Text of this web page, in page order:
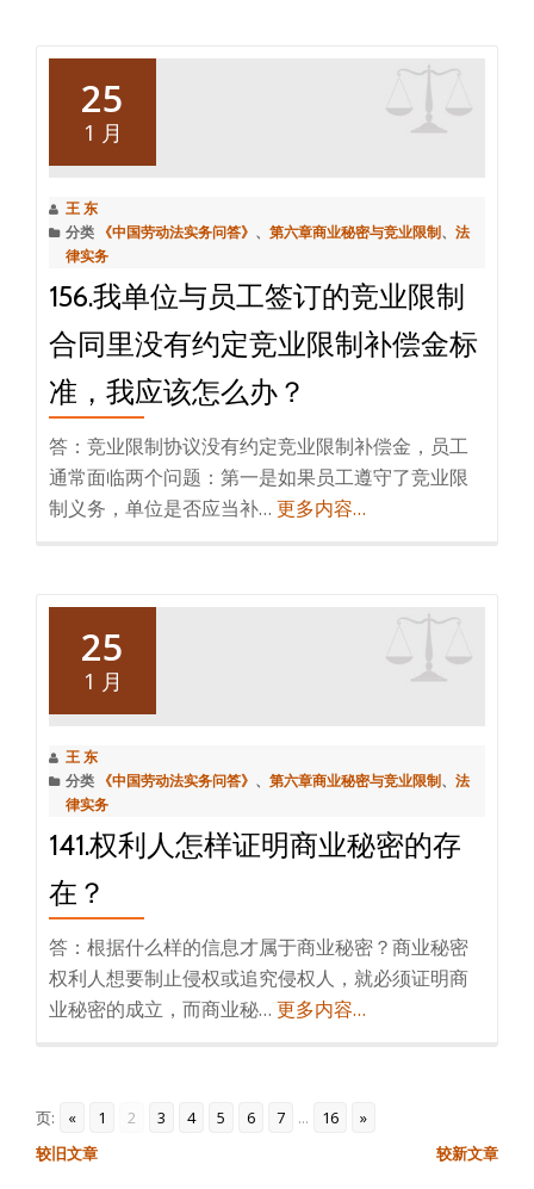
25
1 月
王 东
分类 《中国劳动法实务问答》 、 第六章商业秘密与竞业限制、 法
律实务
156.我单位与员工签订的竞业限制
合同里没有约定竞业限制补偿金标
准，我应该怎么办？
答：竞业限制协议没有约定竞业限制补偿金，员工
通常面临两个问题：第一是如果员工遵守了竞业限
制义务，单位是否应当补… 更多内容…
25
1 月
王 东
分类 《中国劳动法实务问答》 、 第六章商业秘密与竞业限制、 法
律实务
141.权利人怎样证明商业秘密的存
在？
答：根据什么样的信息才属于商业秘密？商业秘密
权利人想要制止侵权或追究侵权人，就必须证明商
业秘密的成立，而商业秘… 更多内容…
页: « 1 2 3 4 5 6 7 ... 16 »
文
较旧文章 较新文章